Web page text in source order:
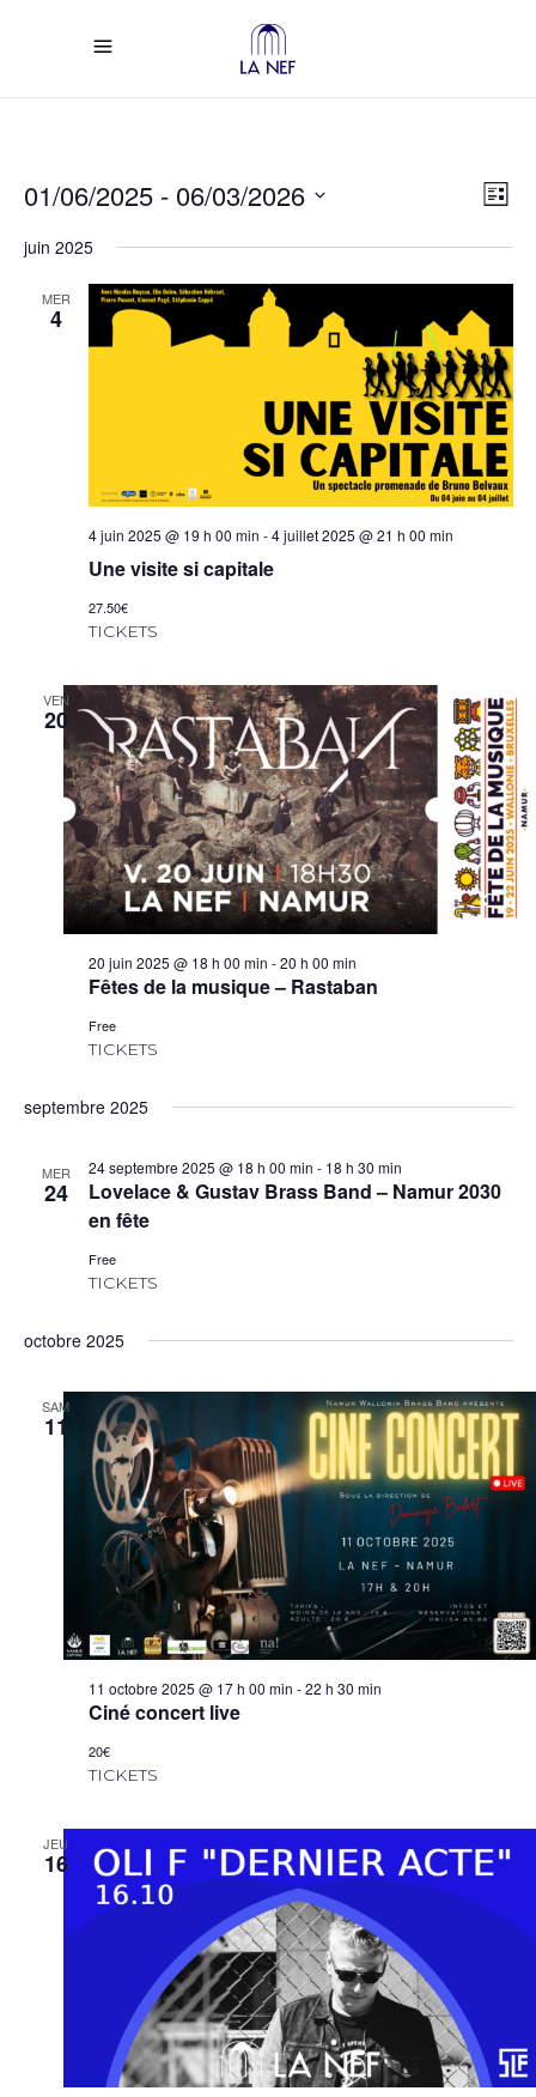
List
01/06/2025 - 06/03/2026
date.
juin 2025
MER
4
4 juin 2025 @ 19 h 00 min -4 juillet 2025 @ 21 h 00 min
Une visite si capitale
27.50€
TICKETS
VEN
20
20 juin 2025 @ 18 h 00 min -20 h 00 min
Fêtes de la musique – Rastaban
Free
TICKETS
septembre 2025
MER
24
24 septembre 2025 @ 18 h 00 min - 18 h 30 min
Lovelace & Gustav Brass Band – Namur 2030
en fête
Free
TICKETS
octobre 2025
SAM
11
11 octobre 2025 @ 17 h 00 min -22 h 30 min
Ciné concert live
20€
TICKETS
JEU
16